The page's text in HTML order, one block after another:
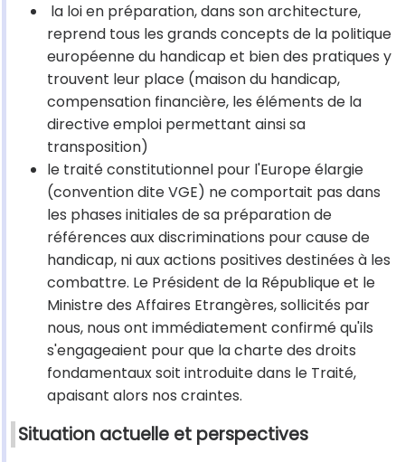
la loi en préparation, dans son architecture,
reprend tous les grands concepts de la politique
européenne du handicap et bien des pratiques y
trouvent leur place (maison du handicap,
compensation financière, les éléments de la
directive emploi permettant ainsi sa
transposition)
le traité constitutionnel pour l'Europe élargie
(convention dite VGE) ne comportait pas dans
les phases initiales de sa préparation de
références aux discriminations pour cause de
handicap, ni aux actions positives destinées à les
combattre. Le Président de la République et le
Ministre des Affaires Etrangères, sollicités par
nous, nous ont immédiatement confirmé qu'ils
s'engageaient pour que la charte des droits
fondamentaux soit introduite dans le Traité,
apaisant alors nos craintes.
Situation actuelle et perspectives